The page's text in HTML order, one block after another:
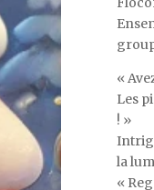
«
Les
! »
la
«